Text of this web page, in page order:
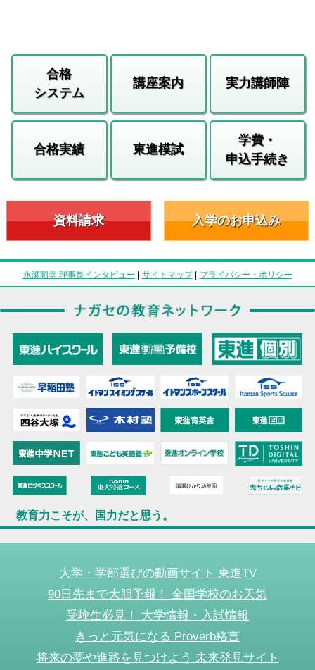
合格
システム
講座案内 実力講師陣
合格実績 東進模試
学費・
申込手続き
資料請求 入学のお申込み
永瀬昭幸 理事長インタビュー | サイトマップ| プライバシー・ポリシー
教育力こそが、国力だと思う。
大学・学部選びの動画サイト 東進TV
90日先まで大胆予報！ 全国学校のお天気
受験生必見！ 大学情報・入試情報
きっと元気になる Proverb格言
将来の夢や進路を見つけよう 未来発見サイト